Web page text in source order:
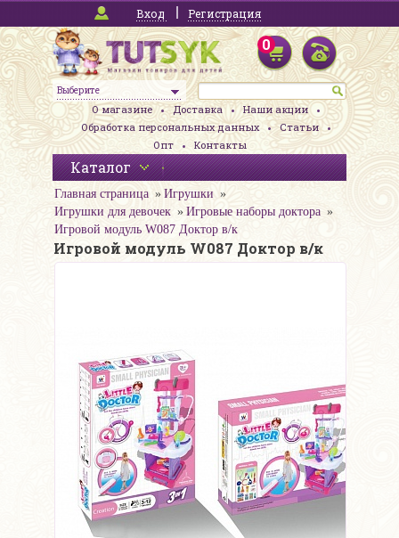
Вход Регистрация
Выберите
0
О магазине Доставка
Наши акции
Обработка персональных данных
Статьи
Опт
Контакты
Каталог
Главная страница
Игрушки
Игрушки для девочек
Игровые наборы доктора
Игровой модуль W087 Доктор в/к
Игровой модуль W087 Доктор в/к